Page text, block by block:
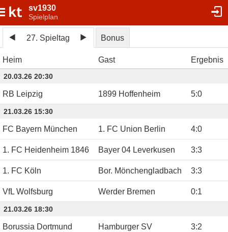
sv1930
Spielplan
27. Spieltag Bonus
Heim Gast Ergebnis
20.03.26 20:30
RB Leipzig 1899 Hoffenheim 5:0
21.03.26 15:30
FC Bayern München 1. FC Union Berlin 4:0
1. FC Heidenheim 1846 Bayer 04 Leverkusen 3:3
1. FC Köln Bor. Mönchengladbach 3:3
VfL Wolfsburg Werder Bremen 0:1
21.03.26 18:30
Borussia Dortmund Hamburger SV 3:2